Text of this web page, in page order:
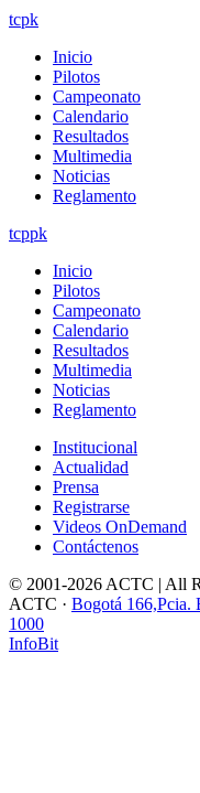
tcpk
Inicio
Pilotos
Campeonato
Calendario
Resultados
Multimedia
Noticias
Reglamento
tcppk
Inicio
Pilotos
Campeonato
Calendario
Resultados
Multimedia
Noticias
Reglamento
Institucional
Actualidad
Prensa
Registrarse
Videos OnDemand
Contáctenos
© 2001-2026 ACTC | All
ACTC · Bogotá 166,Pcia.
1000
InfoBit